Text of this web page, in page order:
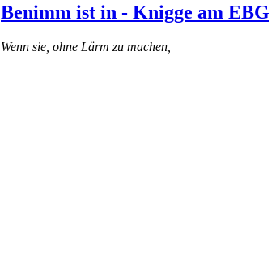
Benimm ist in - Knigge am EBG
Wenn sie, ohne Lärm zu machen,